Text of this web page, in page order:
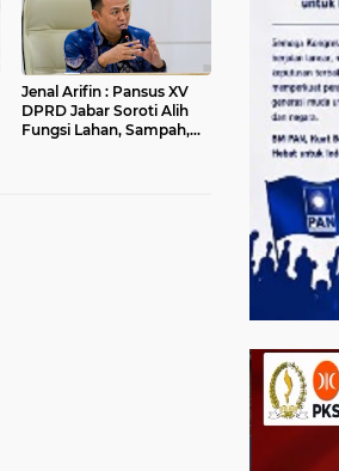
Jenal Arifin : Pansus XV
DPRD Jabar Soroti Alih
Fungsi Lahan, Sampah,